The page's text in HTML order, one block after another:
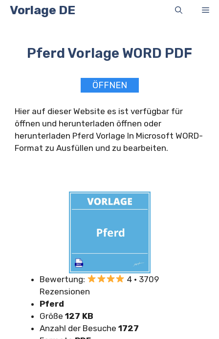
ZumVorlage DE
Pferd Vorlage WORD PDF
ÖFFNEN
Hier auf dieser Website es ist verfügbar für
öffnen und herunterladen öffnen oder
herunterladen Pferd Vorlage In Microsoft WORD-
Format zu Ausfüllen und zu bearbeiten.
Bewertung:
4 · 3709
Rezensionen
Pferd
Größe 127 KB
Anzahl der Besuche 1727